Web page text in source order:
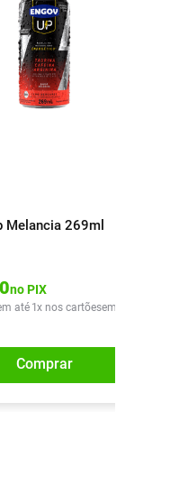
Melancia 269ml
no PIX
até 1x nos cartõesem até
Comprar